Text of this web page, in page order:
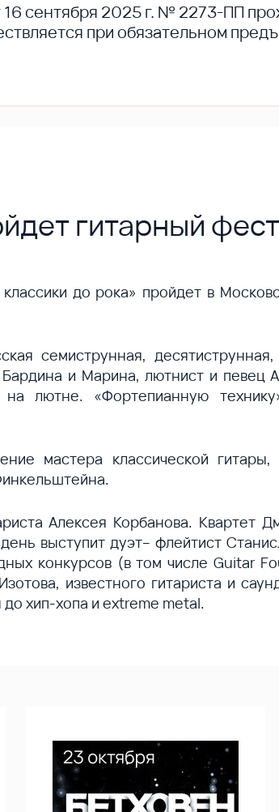
сентября 2025 г. № 2273-ПП
при обязательном
гитарный
классики до рока» пройдет в
семиструнная, десятиструнная,
Бардина и Марина, лютнист и
лютне. «Фортепианную
мастера классической
Алексея Корбанова. Квартет
выступит дуэт– флейтист
конкурсов (в том числе Guitar
известного гитариста и
до хип-хопа и extreme metal.